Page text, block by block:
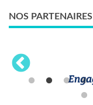
NOS PARTENAIRES